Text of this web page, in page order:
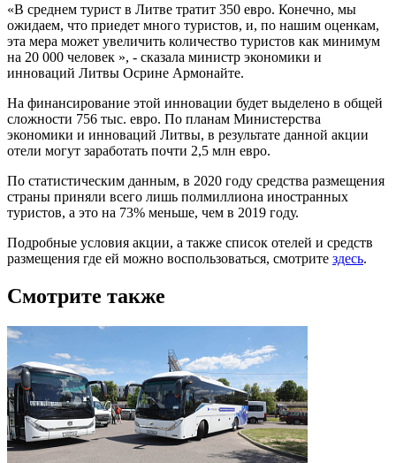
«В среднем турист в Литве тратит 350 евро. Конечно, мы
ожидаем, что приедет много туристов, и, по нашим оценкам,
эта мера может увеличить количество туристов как минимум
на 20 000 человек », - сказала министр экономики и
инноваций Литвы Осрине Армонайте.
На финансирование этой инновации будет выделено в общей
сложности 756 тыс. евро. По планам Министерства
экономики и инноваций Литвы, в результате данной акции
отели могут заработать почти 2,5 млн евро.
По статистическим данным, в 2020 году средства размещения
страны приняли всего лишь полмиллиона иностранных
туристов, а это на 73% меньше, чем в 2019 году.
Подробные условия акции, а также список отелей и средств
размещения где ей можно воспользоваться, смотрите здесь.
Смотрите также